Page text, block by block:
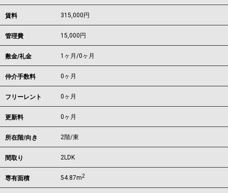
賃料 315,000 円
管理費 15,000円
敷金/礼金 1ヶ月/0ヶ月
仲介手数料 0ヶ月
フリーレント 0ヶ月
更新料 0ヶ月
所在階/向き 2階/東
間取り 2LDK
専有面積 54.87m2